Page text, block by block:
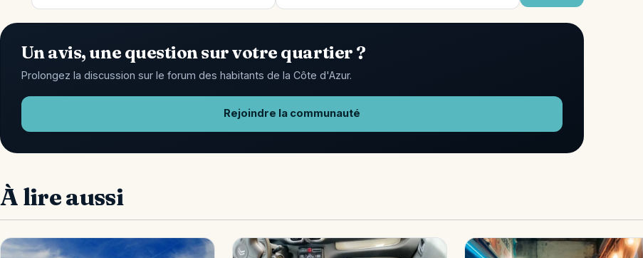
Un avis, une question sur votre quartier ?
Prolongez la discussion sur le forum des habitants de la Côte d'Azur.
Rejoindre la communauté
À lire aussi